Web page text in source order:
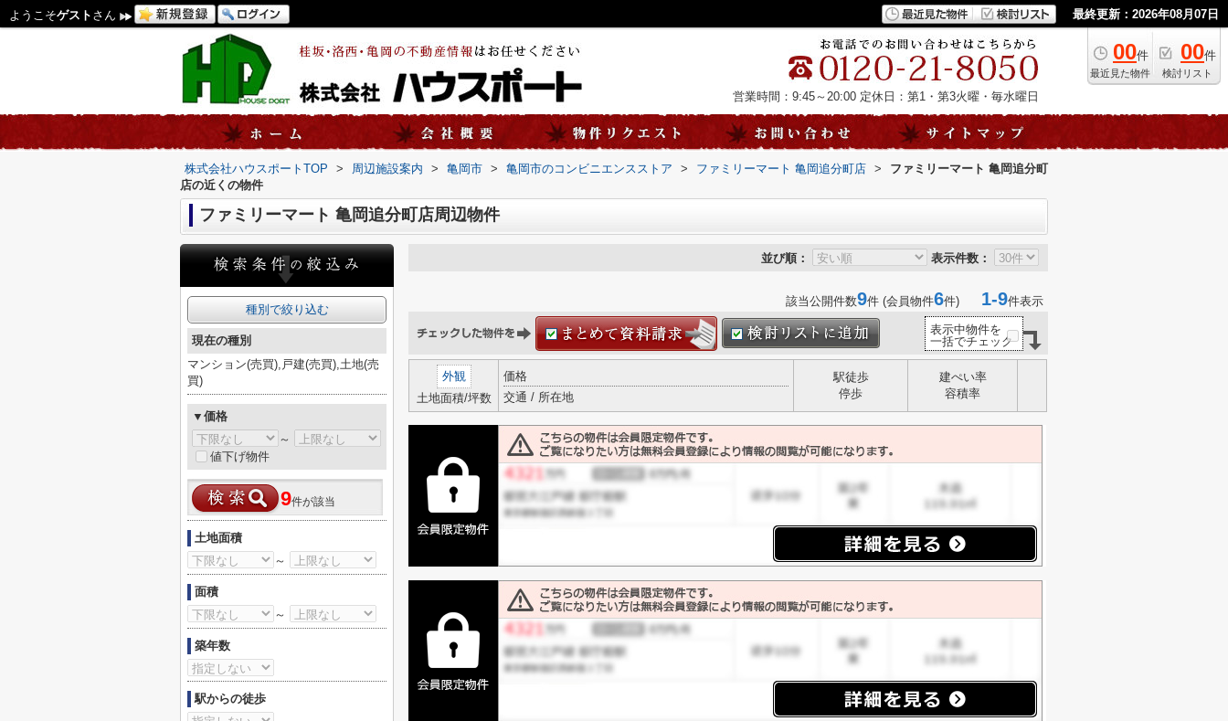
ようこそゲスト さん 最終更新：2026年08月07日
00件
最近見た物件
00件
検討リスト
営業時間：9:45～20:00 定休日：第1・第3火曜・毎水曜日
株式会社ハウスポートTOP > 周辺施設案内 > 亀岡市 > 亀岡市のコンビニエンスストア > ファミリーマート 亀岡追分町店 >
ファミリーマート 亀岡追分町
店の近くの物件
ファミリーマート 亀岡追分町店周辺物件
並び順： 表示件数：
該当公開件数9件 (会員物件6件) 1-9件表示
表示中物件を
一括でチェック
外観
土地面積/坪数
価格
交通 / 所在地
駅徒歩
停歩
建ぺい率
容積率
種別で絞り込む
現在の種別
マンション(売買),戸建(売買),土地(売
買)
▼価格
～
値下げ物件
9件が該当
土地面積
～
面積
～
築年数
駅からの徒歩